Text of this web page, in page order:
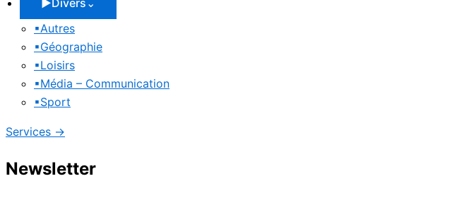
▶Divers ⌄
▪Autres
▪Géographie
▪Loisirs
▪Média – Communication
▪Sport
Services →
Newsletter